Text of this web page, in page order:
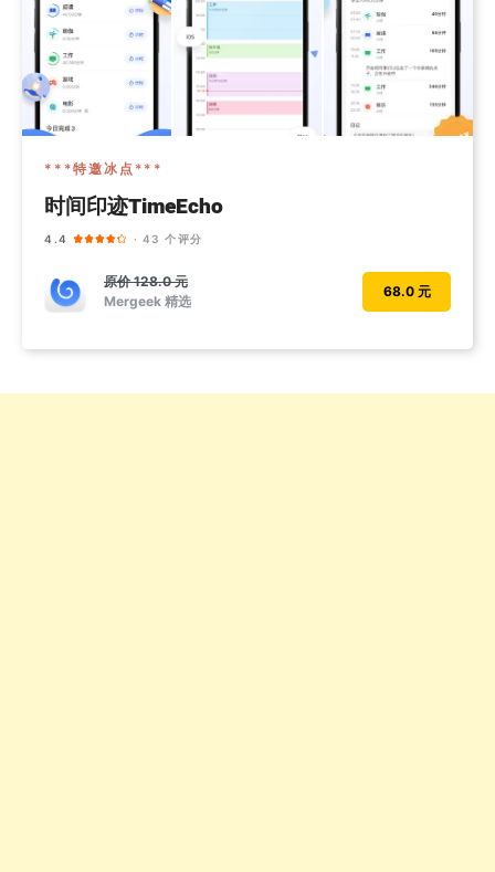
***特邀冰点***
时间印迹TimeEcho
4.4 · 43 个评分
原价128.0 元
Mergeek 精选
68.0 元